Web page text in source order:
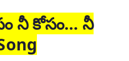
నీ కోసం… నీ